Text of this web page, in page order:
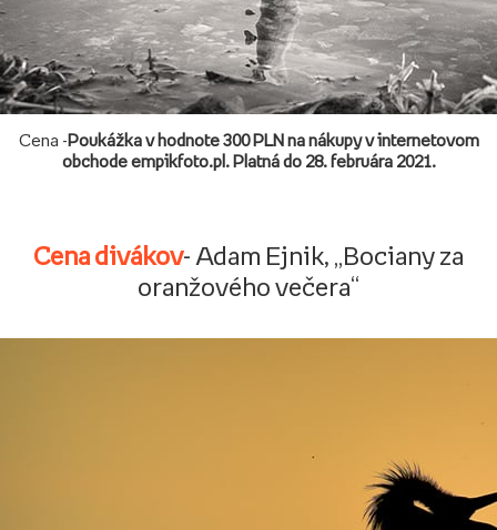
Cena -Poukážka v hodnote 300 PLN na nákupy v internetovom
obchode empikfoto.pl. Platná do 28. februára 2021.
Cena divákov- Adam Ejnik, „Bociany za
oranžového večera“